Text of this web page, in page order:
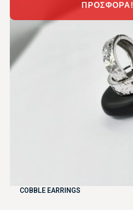
ΠΡΟΣΦΟΡΆ!
COBBLE EARRINGS